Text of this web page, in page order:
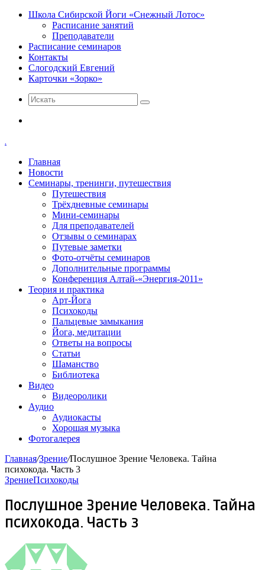
Школа Сибирской Йоги «Снежный Лотос»
Расписание занятий
Преподаватели
Расписание семинаров
Контакты
Слогодский Евгений
Карточки «Зорко»
Искать
.
Главная
Новости
Семинары, тренинги, путешествия
Путешествия
Трёхдневные семинары
Мини-семинары
Для преподавателей
Отзывы о семинарах
Путевые заметки
Фото-отчёты семинаров
Дополнительные программы
Конференция Алтай-«Энергия-2011»
Теория и практика
Арт-Йога
Психокоды
Пальцевые замыкания
Йога, медитации
Ответы на вопросы
Статьи
Шаманство
Библиотека
Видео
Видеоролики
Аудио
Аудиокасты
Хорошая музыка
Фотогалерея
Главная/Зрение/Послушное Зрение Человека. Тайна
психокода. Часть 3
ЗрениеПсихокоды
Послушное Зрение Человека. Тайна
психокода. Часть 3